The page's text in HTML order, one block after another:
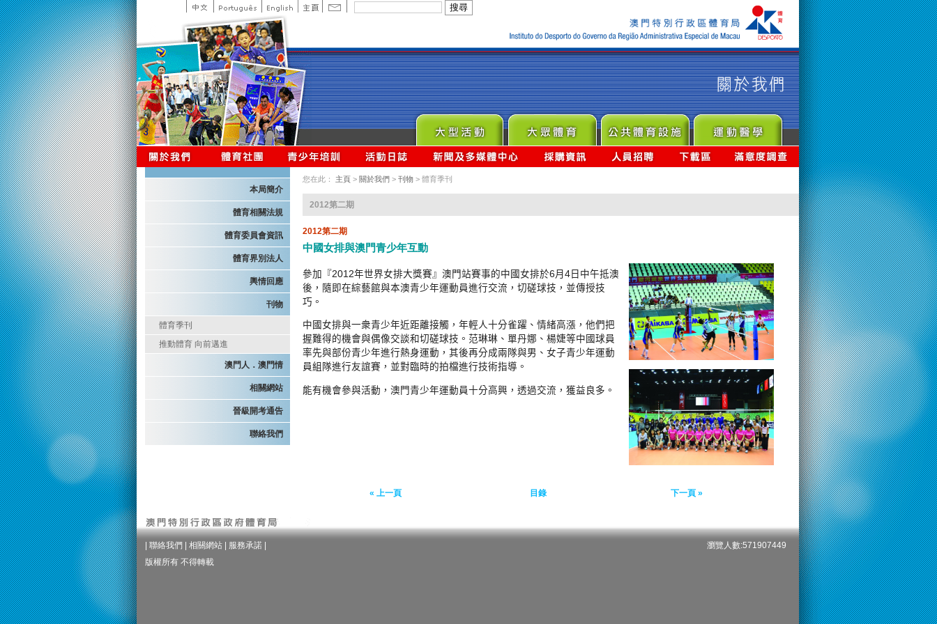
本局簡介
體育相關法規
體育委員會資訊
體育界別法人
輿情回應
刊物
體育季刊
推動體育 向前邁進
澳門人．澳門情
相關網站
晉級開考通告
聯絡我們
您在此： 主頁 > 關於我們 > 刊物 > 體育季刊
2012第二期
2012第二期
中國女排與澳門青少年互動
參加『2012年世界女排大獎賽』澳門站賽事的中國女排於6月4日中午抵澳
後，隨即在綜藝館與本澳青少年運動員進行交流，切磋球技，並傳授技
巧。
中國女排與一衆青少年近距離接觸，年輕人十分雀躍、情緒高漲，他們把
握難得的機會與偶像交談和切磋球技。范琳琳、單丹娜、楊婕等中國球員
率先與部份青少年進行熱身運動，其後再分成兩隊與男、女子青少年運動
員組隊進行友誼賽，並對臨時的拍檔進行技術指導。
能有機會參與活動，澳門青少年運動員十分高興，透過交流，獲益良多。
« 上一頁 目錄 下一頁 »
聯絡我們 相關網站 服務承諾
版權所有 不得轉載
瀏覽人數:571907449